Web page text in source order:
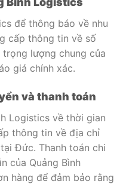
để thông báo về nhu
cấp thông tin về số
lượng chung của
giá chính xác.
và thanh toán
Logistics về thời gian
thông tin về địa chỉ
Đức. Thanh toán chi
của Quảng Bình
hàng để đảm bảo rằng